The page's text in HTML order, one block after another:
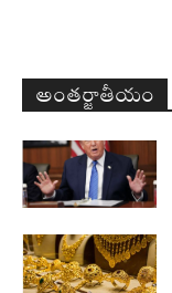
అంతర్జాతీయం